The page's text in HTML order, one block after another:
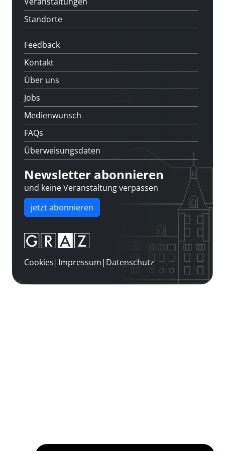
Standorte
Feedback
Kontakt
Über uns
Jobs
Medienwunsch
FAQs
Überweisungsdaten
Newsletter abonnieren
und keine Veranstaltung verpassen
jetzt abonnieren
Cookies| Impressum| Datenschutz